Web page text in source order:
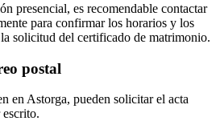
presencial, es recomendable contactar
para confirmar los horarios y los
solicitud del certificado de matrimonio.
postal
en Astorga, pueden solicitar el acta